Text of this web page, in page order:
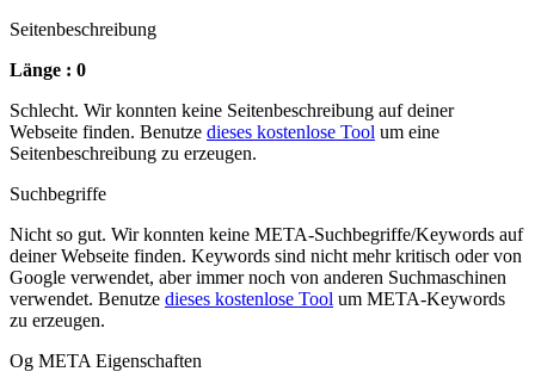
Seitenbeschreibung
Länge : 0
Schlecht. Wir konnten keine Seitenbeschreibung auf deiner
Webseite finden. Benutze dieses kostenlose Tool um eine
Seitenbeschreibung zu erzeugen.
Suchbegriffe
Nicht so gut. Wir konnten keine META-Suchbegriffe/Keywords auf
deiner Webseite finden. Keywords sind nicht mehr kritisch oder von
Google verwendet, aber immer noch von anderen Suchmaschinen
verwendet. Benutze dieses kostenlose Tool um META-Keywords
zu erzeugen.
Og META Eigenschaften